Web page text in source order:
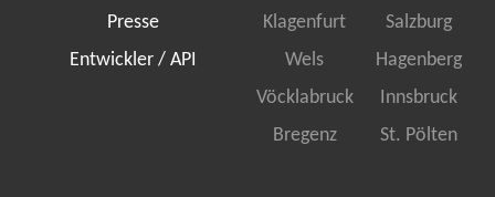
Presse
Entwickler / API
Klagenfurt
Salzburg
Wels
Hagenberg
Vöcklabruck
Innsbruck
Bregenz
St. Pölten